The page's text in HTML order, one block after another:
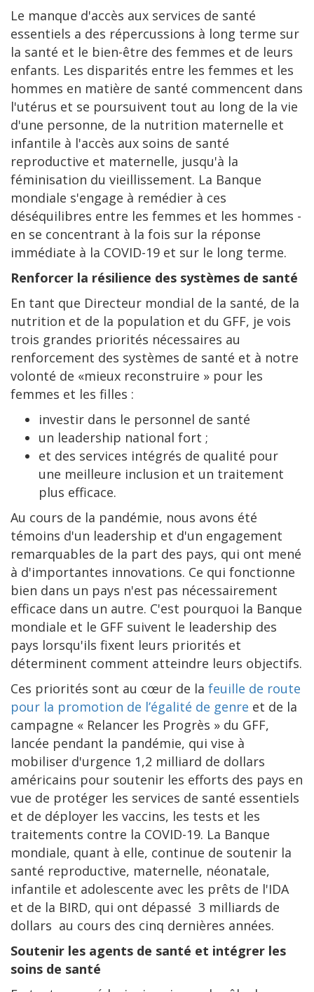
Le manque d'accès aux services de santé
essentiels a des répercussions à long terme sur
la santé et le bien-être des femmes et de leurs
enfants. Les disparités entre les femmes et les
hommes en matière de santé commencent dans
l'utérus et se poursuivent tout au long de la vie
d'une personne, de la nutrition maternelle et
infantile à l'accès aux soins de santé
reproductive et maternelle, jusqu'à la
féminisation du vieillissement. La Banque
mondiale s'engage à remédier à ces
déséquilibres entre les femmes et les hommes -
en se concentrant à la fois sur la réponse
immédiate à la COVID-19 et sur le long terme.
Renforcer la résilience des systèmes de santé
En tant que Directeur mondial de la santé, de la
nutrition et de la population et du GFF, je vois
trois grandes priorités nécessaires au
renforcement des systèmes de santé et à notre
volonté de «mieux reconstruire » pour les
femmes et les filles :
investir dans le personnel de santé
un leadership national fort ;
et des services intégrés de qualité pour
une meilleure inclusion et un traitement
plus efficace.
Au cours de la pandémie, nous avons été
témoins d'un leadership et d'un engagement
remarquables de la part des pays, qui ont mené
à d'importantes innovations. Ce qui fonctionne
bien dans un pays n'est pas nécessairement
efficace dans un autre. C'est pourquoi la Banque
mondiale et le GFF suivent le leadership des
pays lorsqu'ils fixent leurs priorités et
déterminent comment atteindre leurs objectifs.
Ces priorités sont au cœur de la feuille de route
pour la promotion de l’égalité de genre et de la
campagne « Relancer les Progrès » du GFF,
lancée pendant la pandémie, qui vise à
mobiliser d'urgence 1,2 milliard de dollars
américains pour soutenir les efforts des pays en
vue de protéger les services de santé essentiels
et de déployer les vaccins, les tests et les
traitements contre la COVID-19. La Banque
mondiale, quant à elle, continue de soutenir la
santé reproductive, maternelle, néonatale,
infantile et adolescente avec les prêts de l'IDA
et de la BIRD, qui ont dépassé 3 milliards de
dollars au cours des cinq dernières années.
Soutenir les agents de santé et intégrer les
soins de santé